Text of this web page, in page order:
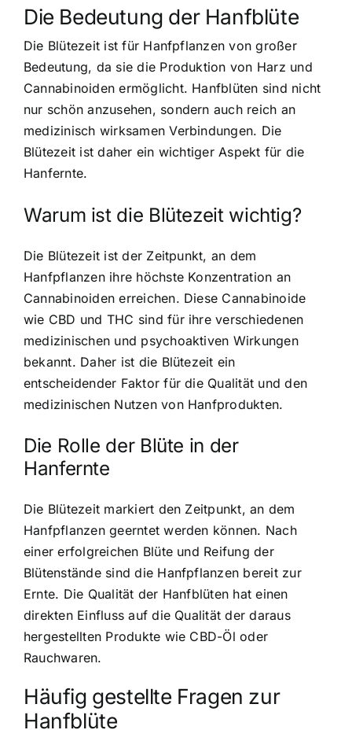
Die Bedeutung der Hanfblüte
Die Blütezeit ist für Hanfpflanzen von großer
Bedeutung, da sie die Produktion von Harz und
Cannabinoiden ermöglicht. Hanfblüten sind nicht
nur schön anzusehen, sondern auch reich an
medizinisch wirksamen Verbindungen. Die
Blütezeit ist daher ein wichtiger Aspekt für die
Hanfernte.
Warum ist die Blütezeit wichtig?
Die Blütezeit ist der Zeitpunkt, an dem
Hanfpflanzen ihre höchste Konzentration an
Cannabinoiden erreichen. Diese Cannabinoide
wie CBD und THC sind für ihre verschiedenen
medizinischen und psychoaktiven Wirkungen
bekannt. Daher ist die Blütezeit ein
entscheidender Faktor für die Qualität und den
medizinischen Nutzen von Hanfprodukten.
Die Rolle der Blüte in der
Hanfernte
Die Blütezeit markiert den Zeitpunkt, an dem
Hanfpflanzen geerntet werden können. Nach
einer erfolgreichen Blüte und Reifung der
Blütenstände sind die Hanfpflanzen bereit zur
Ernte. Die Qualität der Hanfblüten hat einen
direkten Einfluss auf die Qualität der daraus
hergestellten Produkte wie CBD-Öl oder
Rauchwaren.
Häufig gestellte Fragen zur
Hanfblüte